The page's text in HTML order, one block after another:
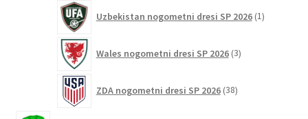
Uzbekistan nogometni dresi SP 2026 1izdelek
Wales nogometni dresi SP 2026 3izdelki
ZDA nogometni dresi SP 2026 38izdelkov